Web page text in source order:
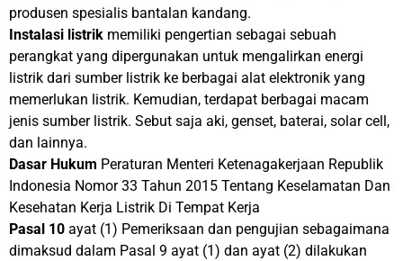
produsen spesialis bantalan kandang.
Instalasi listrik memiliki pengertian sebagai sebuah
perangkat yang dipergunakan untuk mengalirkan energi
listrik dari sumber listrik ke berbagai alat elektronik yang
memerlukan listrik. Kemudian, terdapat berbagai macam
jenis sumber listrik. Sebut saja aki, genset, baterai, solar cell,
dan lainnya.
Dasar Hukum Peraturan Menteri Ketenagakerjaan Republik
Indonesia Nomor 33 Tahun 2015 Tentang Keselamatan Dan
Kesehatan Kerja Listrik Di Tempat Kerja
Pasal 10 ayat (1) Pemeriksaan dan pengujian sebagaimana
dimaksud dalam Pasal 9 ayat (1) dan ayat (2) dilakukan